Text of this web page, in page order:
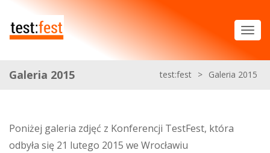
Galeria 2015 test:fest > Galeria 2015
Poniżej galeria zdjęć z Konferencji TestFest, która
odbyła się 21 lutego 2015 we Wrocławiu